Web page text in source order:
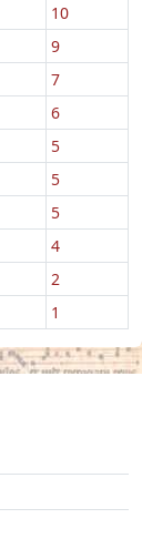
10
9
7
6
5
5
5
4
2
1